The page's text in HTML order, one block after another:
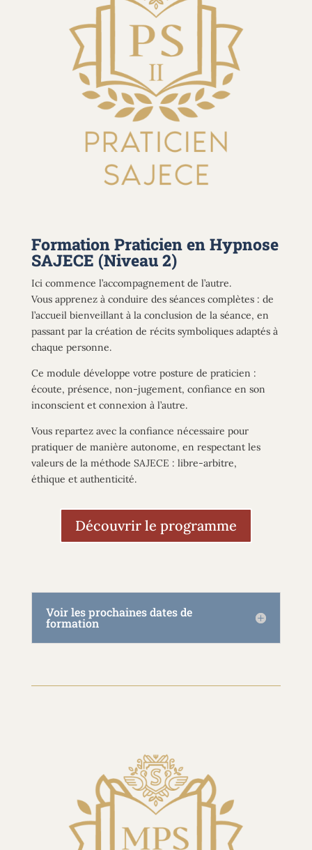
Formation Praticien en Hypnose
SAJECE (Niveau 2)
Ici commence l’accompagnement de l’autre.
Vous apprenez à conduire des séances complètes : de
l’accueil bienveillant à la conclusion de la séance, en
passant par la création de récits symboliques adaptés à
chaque personne.
Ce module développe votre posture de praticien :
écoute, présence, non-jugement, confiance en son
inconscient et connexion à l’autre.
Vous repartez avec la confiance nécessaire pour
pratiquer de manière autonome, en respectant les
valeurs de la méthode SAJECE : libre-arbitre,
éthique et authenticité.
Découvrir le programme
Voir les prochaines dates de
formation